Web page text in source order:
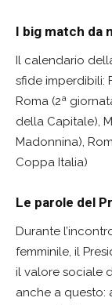
I big match da
Il calendario
sfide imperdibili:
Roma (2ª
della Capitale),
Madonnina),
Coppa Italia)
Le parole del
Durante
femminile, il
il valore sociale
anche a questo: